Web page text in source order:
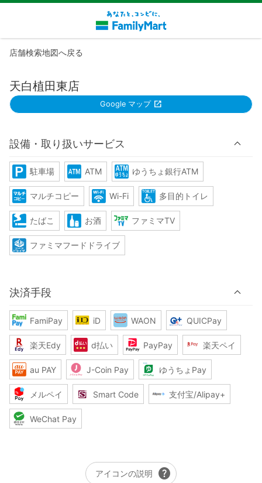
店舗検索地図へ戻る
天白植田東店
Google マップ
設備・取り扱いサービス
駐車場 ATM ゆうちょ銀行ATM
マルチコピー Wi-Fi 多目的トイレ
たばこ お酒 ファミマTV
ファミマフードドライブ
決済手段
FamiPay iD WAON QUICPay
楽天Edy d払い PayPay 楽天ペイ
au PAY J-Coin Pay ゆうちょPay
メルペイ Smart Code 支付宝/Alipay+
WeChat Pay
アイコンの説明 help